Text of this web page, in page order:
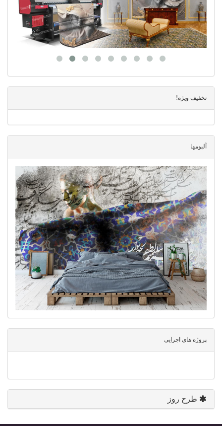
تخفیف ویژه!
آلبومها
پروژه های اجرایی
طرح روز